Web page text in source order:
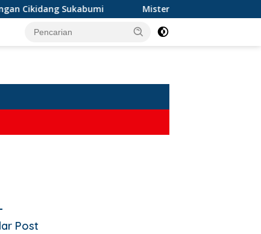
Sukabumi Misteri Mayat Wanita Tanpa Atasan
Post